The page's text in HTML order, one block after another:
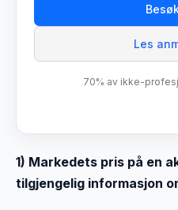
Les
70% av ikke-
1) Markedets pris på en
tilgjengelig informasjon